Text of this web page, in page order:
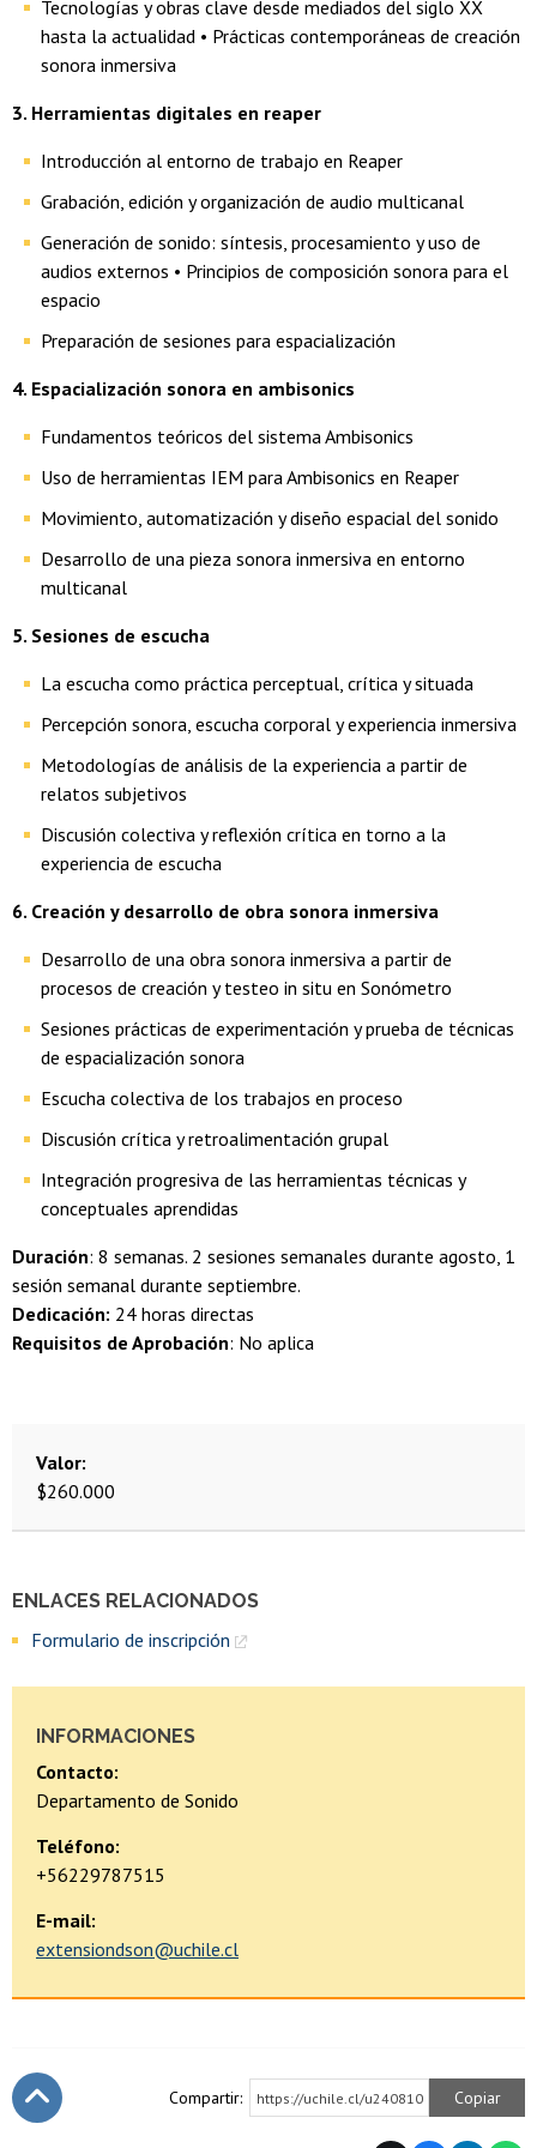
ENLACES RELACIONADOS
Formulario de inscripción
INFORMACIONES
Contacto:
Departamento de Sonido
Teléfono:
+56229787515
E-mail:
extensiondson@uchile.cl
Tecnologías y obras clave desde mediados del siglo XX
hasta la actualidad • Prácticas contemporáneas de creación
sonora inmersiva
3. Herramientas digitales en reaper
Introducción al entorno de trabajo en Reaper
Grabación, edición y organización de audio multicanal
Generación de sonido: síntesis, procesamiento y uso de
audios externos • Principios de composición sonora para el
espacio
Preparación de sesiones para espacialización
4. Espacialización sonora en ambisonics
Fundamentos teóricos del sistema Ambisonics
Uso de herramientas IEM para Ambisonics en Reaper
Movimiento, automatización y diseño espacial del sonido
Desarrollo de una pieza sonora inmersiva en entorno
multicanal
5. Sesiones de escucha
La escucha como práctica perceptual, crítica y situada
Percepción sonora, escucha corporal y experiencia inmersiva
Metodologías de análisis de la experiencia a partir de
relatos subjetivos
Discusión colectiva y reflexión crítica en torno a la
experiencia de escucha
6. Creación y desarrollo de obra sonora inmersiva
Desarrollo de una obra sonora inmersiva a partir de
procesos de creación y testeo in situ en Sonómetro
Sesiones prácticas de experimentación y prueba de técnicas
de espacialización sonora
Escucha colectiva de los trabajos en proceso
Discusión crítica y retroalimentación grupal
Integración progresiva de las herramientas técnicas y
conceptuales aprendidas
Duración: 8 semanas. 2 sesiones semanales durante agosto, 1
sesión semanal durante septiembre.
Dedicación: 24 horas directas
Requisitos de Aprobación: No aplica
Valor
$260.000
Compartir: https://uchile.cl/u240810 Copiar